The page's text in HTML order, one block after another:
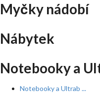
Myčky nádobí
Nábytek
Notebooky a
Notebooky a Ultrab ...